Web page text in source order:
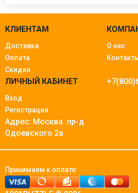
КЛИЕНТАМ
Доставка
Оплата
Скидки
О нас
ЛИЧНЫЙ КАБИНЕТ
Вход
Регистрация
Адрес: Москва. пр-д
Одоевского 2а
Принимаем к оплате: